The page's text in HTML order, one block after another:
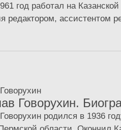
год работал на
редактором, ассистентом
Говорухин.
родился в 1936